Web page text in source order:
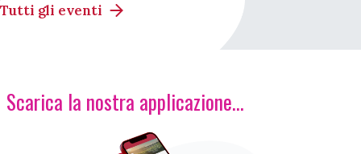
Tutti gli eventi
Scarica la nostra applicazione...
Immagine